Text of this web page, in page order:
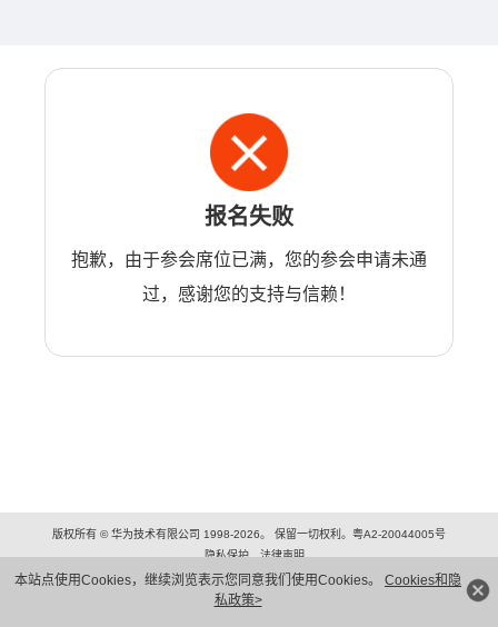
本站点使用Cookies，继续浏览表示您同意我们使用Cookies。 Cookies和隐
私政策>
报名失败
抱歉，由于参会席位已满，您的参会申请未通
过，感谢您的支持与信赖！
版权所有 © 华为技术有限公司 1998-2026。 保留一切权利。粤A2-20044005号
隐私保护
法律声明